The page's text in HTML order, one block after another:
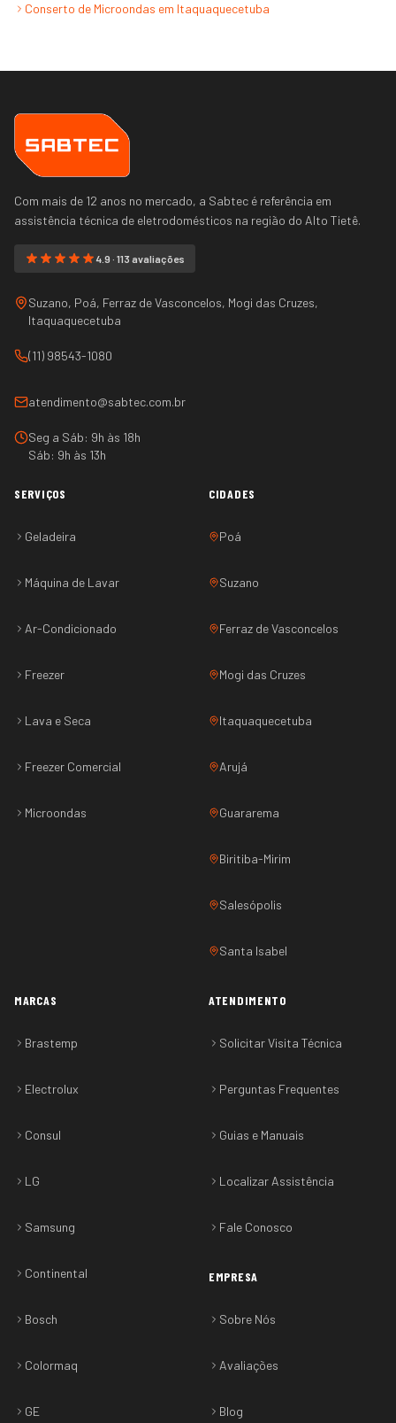
Conserto de Microondas em Itaquaquecetuba
Com mais de 12 anos no mercado, a Sabtec é referência em
assistência técnica de eletrodomésticos na região do Alto Tietê.
4.9 · 113 avaliações
Suzano, Poá, Ferraz de Vasconcelos, Mogi das Cruzes,
Itaquaquecetuba
(11) 98543-1080
atendimento@sabtec.com.br
Seg a Sáb: 9h às 18h
Sáb: 9h às 13h
SERVIÇOS
Geladeira
Máquina de Lavar
Ar-Condicionado
Freezer
Lava e Seca
Freezer Comercial
Microondas
CIDADES
Poá
Suzano
Ferraz de Vasconcelos
Mogi das Cruzes
Itaquaquecetuba
Arujá
Guararema
Biritiba-Mirim
Salesópolis
Santa Isabel
MARCAS
Brastemp
Electrolux
Consul
LG
Samsung
Continental
Bosch
Colormaq
GE
ATENDIMENTO
Solicitar Visita Técnica
Perguntas Frequentes
Guias e Manuais
Localizar Assistência
Fale Conosco
EMPRESA
Sobre Nós
Avaliações
Blog